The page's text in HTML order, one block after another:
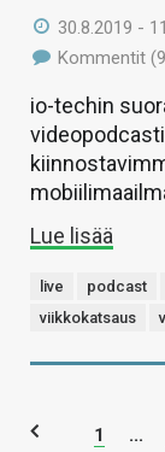
30.8.2019 -
Kommentit
io-techin
Lue lisää
live podcast
viikkokatsaus
1 ...